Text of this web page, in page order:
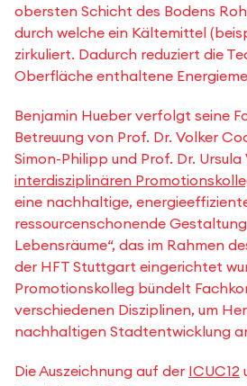
obersten Schicht des Bodens
durch welche ein Kältemittel
zirkuliert. Dadurch reduziert die
Oberfläche enthaltene
Benjamin Hueber verfolgt seine
Betreuung von Prof. Dr. Volker
Simon-Philipp und Prof. Dr. Ursula
interdisziplinären
eine nachhaltige,
ressourcenschonende
Lebensräume“, das im Rahmen
der HFT Stuttgart eingerichtet
Promotionskolleg bündelt
verschiedenen Disziplinen, um
nachhaltigen Stadtentwicklung
Die Auszeichnung auf der ICUC12